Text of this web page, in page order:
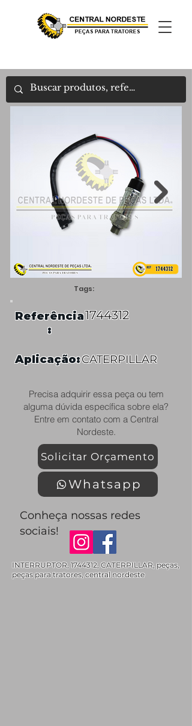
Tags:
Referência
:
1744312
Aplicação:CATERPILLAR
Precisa adquirir essa peça ou tem
alguma dúvida específica sobre ela?
Entre em contato com a Central
Nordeste.
Solicitar Orçamento
Whatsapp
Conheça nossas redes
sociais!
INTERRUPTOR,1744312, CATERPILLAR, peças,
peças para tratores, central nordeste